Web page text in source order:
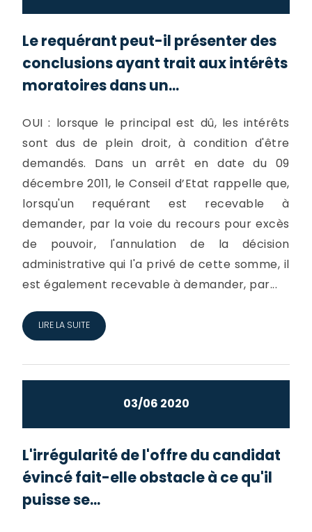
Le requérant peut-il présenter des
conclusions ayant trait aux intérêts
moratoires dans un...
OUI : lorsque le principal est dû, les intérêts
sont dus de plein droit, à condition d'être
demandés. Dans un arrêt en date du 09
décembre 2011, le Conseil d’Etat rappelle que,
lorsqu'un requérant est recevable à
demander, par la voie du recours pour excès
de pouvoir, l'annulation de la décision
administrative qui l'a privé de cette somme, il
est également recevable à demander, par...
LIRE LA SUITE
03/06 2020
L'irrégularité de l'offre du candidat
évincé fait-elle obstacle à ce qu'il
puisse se...